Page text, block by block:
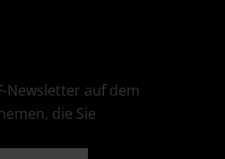
Newsletter auf dem
die Sie